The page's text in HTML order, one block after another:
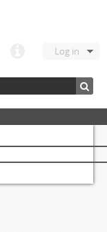
Log in